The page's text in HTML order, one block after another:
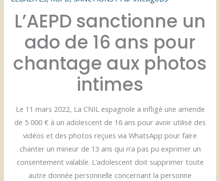
L’AEPD sanctionne un
ado de 16 ans pour
chantage aux photos
intimes
Le 11 mars 2022, La CNIL espagnole a infligé une amende
de 5 000 € à un adolescent de 16 ans pour avoir utilisé des
vidéos et des photos reçues via WhatsApp pour faire
chanter un mineur de 13 ans qui n’a pas pu exprimer un
consentement valable. L’adolescent doit supprimer toute
autre donnée personnelle concernant la personne